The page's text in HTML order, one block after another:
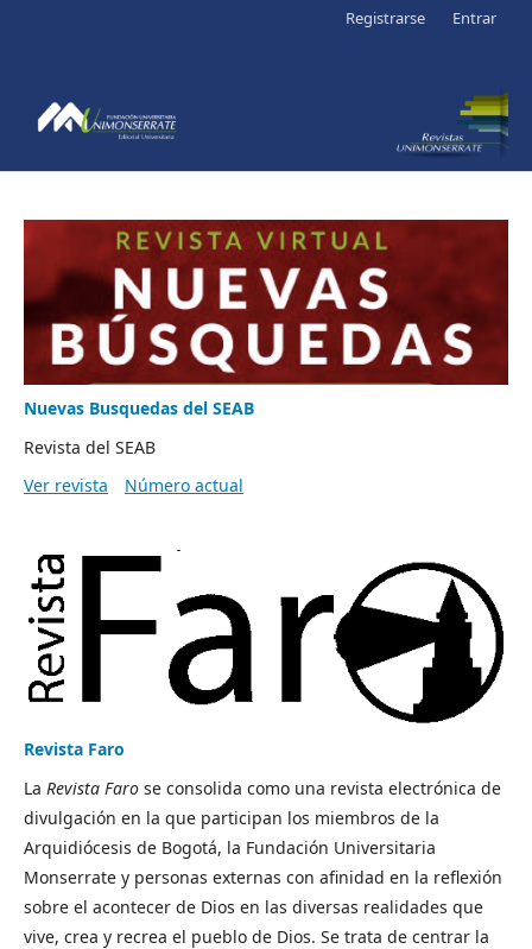
Registrarse Entrar
Nuevas Busquedas del SEAB
Revista del SEAB
Ver revista
Número actual
Revista Faro
La Revista Faro se consolida como una revista electrónica de
divulgación en la que participan los miembros de la
Arquidiócesis de Bogotá, la Fundación Universitaria
Monserrate y personas externas con afinidad en la reflexión
sobre el acontecer de Dios en las diversas realidades que
vive, crea y recrea el pueblo de Dios. Se trata de centrar la